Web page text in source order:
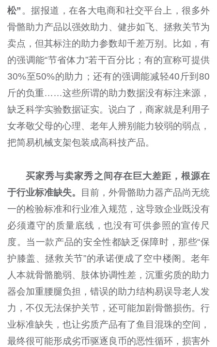
松” 。据报道，在各大电商和社交平台上，很多外
骨骼助力产品以强效助力、健步如飞、拯救关节为
卖点，但其标注的助力参数却千差万别。比如，有
的强调能“节省体力”若干百分比；有的宣称可提供
30%至50%的助力；还有的强调能减轻40斤到80
斤的负重……这些所谓的助力数据没有标注来源，
缺乏科学实验数据证实。说白了，商家就是利用子
女孝敬父母的心理、老年人辨别能力较弱的弱点，
把简易机械支架包装成高科技产品。
买家秀与卖家秀之间存在巨大差距，根源在
于行业标准缺失。
目前，外骨骼助力器产品尚无统
一的检验标准和行业准入规范，这导致企业既没有
必须遵守的质量底线，也没有可供参照的宣传尺
度。当一款产品的安全性都缺乏保障时，那些“保
护膝盖、拯救关节”的承诺便成了空中楼阁。老年
人本就骨骼脆弱、肢体协调性差，沉重劣质的助力
器会加重腰腿负担，错误的助力结构易误导老人发
力，不仅无法保护关节，还可能加剧骨骼损伤。行
业标准缺失，也让劣质产品有了鱼目混珠的空间，
最终很可能形成劣币驱逐良币的恶性循环，损害外